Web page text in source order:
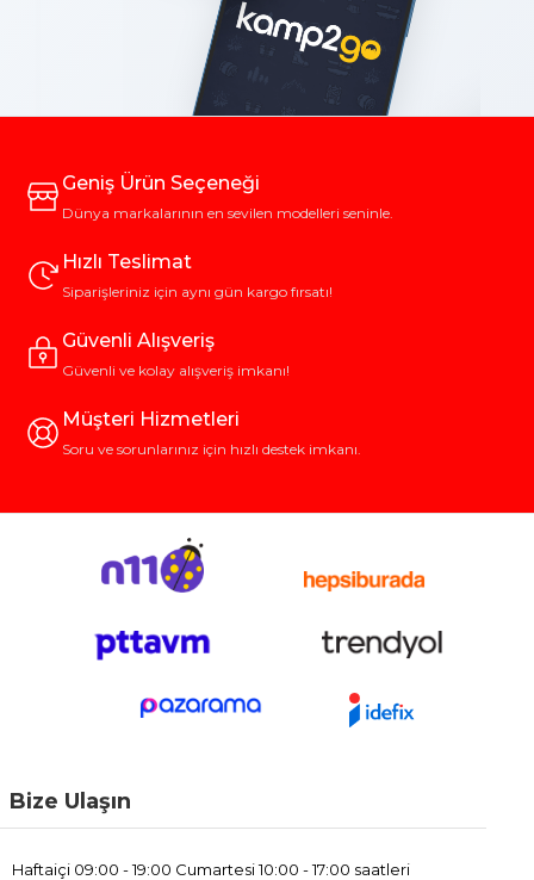
Geniş Ürün Seçeneği
Dünya markalarının en sevilen modelleri seninle.
Hızlı Teslimat
Siparişleriniz için aynı gün kargo fırsatı!
Güvenli Alışveriş
Güvenli ve kolay alışveriş imkanı!
Müşteri Hizmetleri
Soru ve sorunlarınız için hızlı destek imkanı.
Bize Ulaşın
Haftaiçi 09:00 - 19:00 Cumartesi 10:00 - 17:00 saatleri